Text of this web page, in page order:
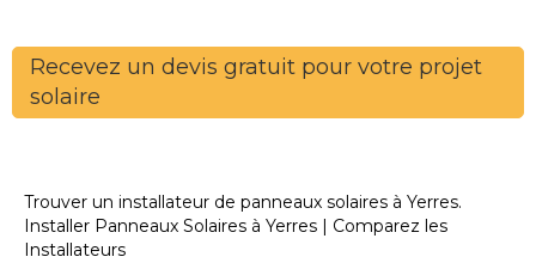
Recevez un devis gratuit pour votre projet
solaire
Trouver un installateur de panneaux solaires à Yerres.
Installer Panneaux Solaires à Yerres | Comparez les
Installateurs